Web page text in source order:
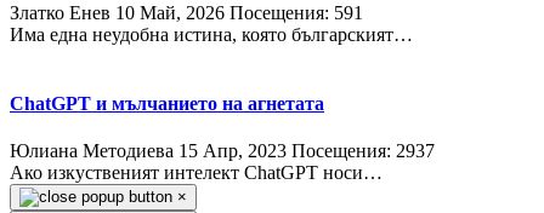
Златко Енев 10 Май, 2026 Посещения: 591
Има една неудобна истина, която българският…
ChatGPT и мълчанието на агнетата
Юлиана Методиева 15 Апр, 2023 Посещения: 2937
Ако изкуственият интелект ChatGPT носи…
×